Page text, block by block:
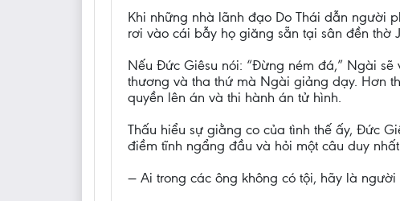
Khi những nhà lãnh đạo Do Thái dẫn người
rơi vào cái bẫy họ giăng sẵn tại sân đền thờ
Nếu Đức Giêsu nói: “Đừng ném đá,” Ngài
thương và tha thứ mà Ngài giảng dạy. Hơn
quyền lên án và thi hành án tử hình.
Thấu hiểu sự giằng co của tình thế ấy, Đức
điềm tĩnh ngẩng đầu và hỏi một câu duy
— Ai trong các ông không có tội, hãy là